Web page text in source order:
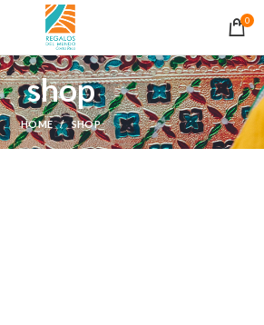
0
shop
HOME SHOP